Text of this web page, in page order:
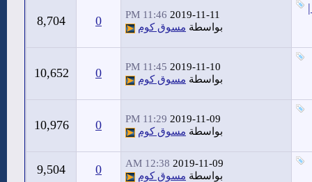
2019-11-11
11:46 PM
بواسطة مسوق كوم 0
8,704
2019-11-10
11:45 PM
بواسطة مسوق كوم 0
10,652
2019-11-09
11:29 PM
بواسطة مسوق كوم 0
10,976
2019-11-09
12:38 AM
بواسطة مسوق كوم 0
9,504